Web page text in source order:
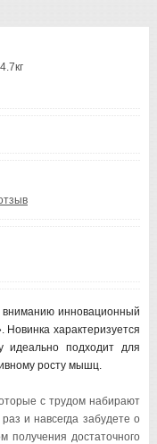
инновационный
характеризуется
идеально подходит для
росту мышц.
с трудом набирают
и навсегда забудете о
получения достаточного